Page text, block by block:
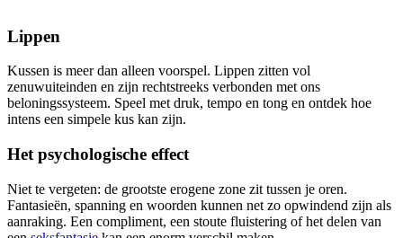
Lippen
Kussen is meer dan alleen voorspel. Lippen zitten vol
zenuwuiteinden en zijn rechtstreeks verbonden met ons
beloningssysteem. Speel met druk, tempo en tong en ontdek hoe
intens een simpele kus kan zijn.
Het psychologische effect
Niet te vergeten: de grootste erogene zone zit tussen je oren.
Fantasieën, spanning en woorden kunnen net zo opwindend zijn als
aanraking. Een compliment, een stoute fluistering of het delen van